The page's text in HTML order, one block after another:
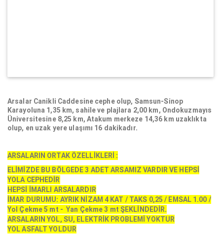
Arsalar Canikli Caddesine cephe olup, Samsun-Sinop
Karayoluna 1,35 km, sahile ve plajlara 2,00 km, Ondokuzmayıs
Üniversitesine 8,25 km, Atakum merkeze 14,36 km uzaklıkta
olup, en uzak yere ulaşımı 16 dakikadır.
ARSALARIN ORTAK ÖZELLİKLERİ :
​ELİMİZDE BU BÖLGEDE 3 ADET ARSAMIZ VARDIR VE HEPSİ
YOLA CEPHEDİR
HEPSİ İMARLI ARSALARDIR
İMAR DURUMU: AYRIK NİZAM 4 KAT / TAKS 0,25 / EMSAL 1.00 /
Yol Çekme 5 mt - Yan Çekme 3 mt ŞEKLİNDEDİR.
ARSALARIN YOL, SU, ELEKTRİK PROBLEMİ YOKTUR
YOL ASFALT YOLDUR